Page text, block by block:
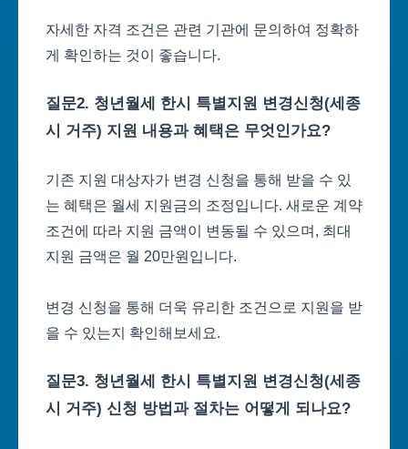
자세한 자격 조건은 관련 기관에 문의하여 정확하
게 확인하는 것이 좋습니다.
질문2. 청년월세 한시 특별지원 변경신청(세종
시 거주) 지원 내용과 혜택은 무엇인가요?
기존 지원 대상자가 변경 신청을 통해 받을 수 있
는 혜택은 월세 지원금의 조정입니다. 새로운 계약
조건에 따라 지원 금액이 변동될 수 있으며, 최대
지원 금액은 월 20만원입니다.
변경 신청을 통해 더욱 유리한 조건으로 지원을 받
을 수 있는지 확인해보세요.
질문3. 청년월세 한시 특별지원 변경신청(세종
시 거주) 신청 방법과 절차는 어떻게 되나요?